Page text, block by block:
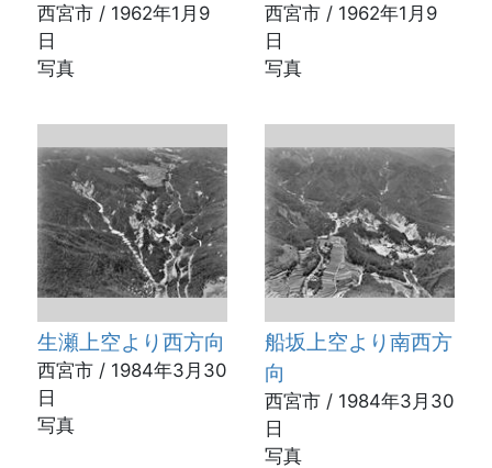
西宮市 / 1962年1月9
日
写真
西宮市 / 1962年1月9
日
写真
生瀬上空より西方向
西宮市 / 1984年3月30
日
写真
船坂上空より南西方
向
西宮市 / 1984年3月30
日
写真